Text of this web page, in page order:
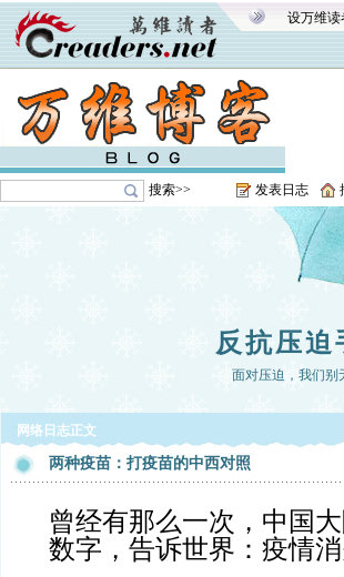
设万维读
搜索>> 发表日志
反抗压迫
面对压迫，我们别
网络日志正文
两种疫苗：打疫苗的中西对照
曾经有那么一次，中国
数字，告诉世界：疫情消